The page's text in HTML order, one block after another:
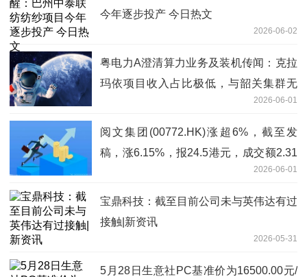
今年逐步投产 今日热文
2026-06-02
粤电力A澄清算力业务及装机传闻：克拉
玛依项目收入占比极低，与韶关集群无
2026-06-01
阅文集团(00772.HK)涨超6%，截至发
稿，涨6.15%，报24.5港元，成交额2.31
2026-06-01
宝鼎科技：截至目前公司未与英伟达有过
接触|新资讯
2026-05-31
5月28日生意社PC基准价为16500.00元/